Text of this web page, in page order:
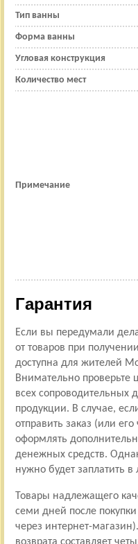
Тип ванны
Форма ванны
Угловая конструкция
Количество мест
Примечание
Гарантия
Если вы передумали
от товаров при
доступна для жителей
Внимательно проверьте
всех сопроводительных
продукции. В случае,
отправить заказ (или
оформлять
денежных средств.
нужно будет заплатить
Товары надлежащего
семи дней после
через интернет-
возврата составляет